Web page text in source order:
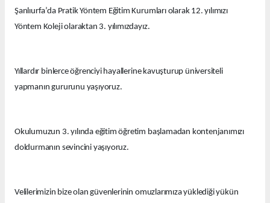
Şanlıurfa’da Pratik Yöntem Eğitim Kurumları olarak 12. yılımızı
Yöntem Koleji olaraktan 3. yılımızdayız.
Yıllardır binlerce öğrenciyi hayallerine kavuşturup üniversiteli
yapmanın gururunu yaşıyoruz.
Okulumuzun 3. yılında eğitim öğretim başlamadan kontenjanımızı
doldurmanın sevincini yaşıyoruz.
Velilerimizin bize olan güvenlerinin omuzlarımıza yüklediği yükün